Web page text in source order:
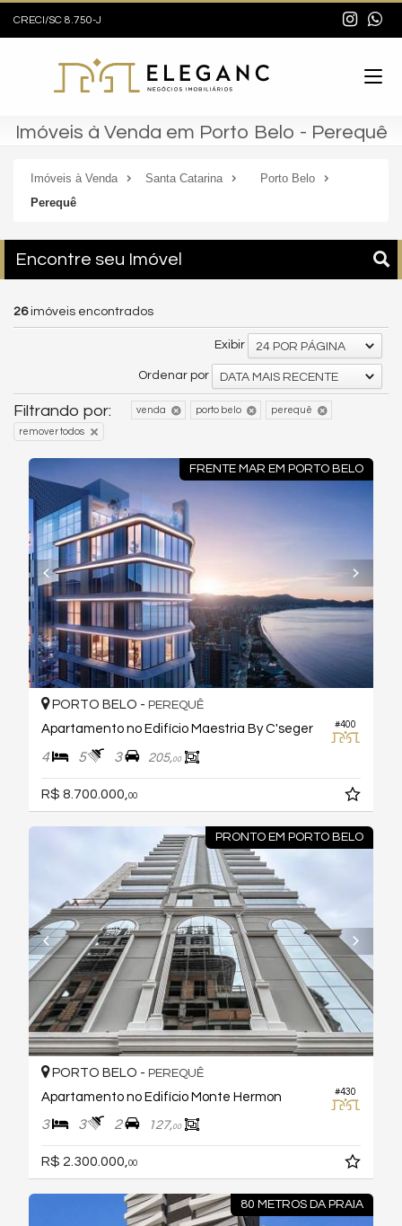
CRECI/SC 8.750-J
Imóveis à Venda em Porto Belo - Perequê
Imóveis à Venda Santa Catarina
Porto Belo
Perequê
Encontre seu Imóvel
26imóveis encontrados
Exibir 24 POR PÁGINA
Ordenar por DATA MAIS RECENTE
Filtrando por: venda porto belo perequê
remover todos
FRENTE MAR EM PORTO BELO
#400
PORTO BELO - PEREQUÊ
Apartamento no Edifício Maestria By C'seger
4 5 3 205,00
R$ 8.700.000, 00
PRONTO EM PORTO BELO
#430
PORTO BELO - PEREQUÊ
Apartamento no Edifício Monte Hermon
3 3 2 127,00
R$ 2.300.000,00
80 METROS DA PRAIA